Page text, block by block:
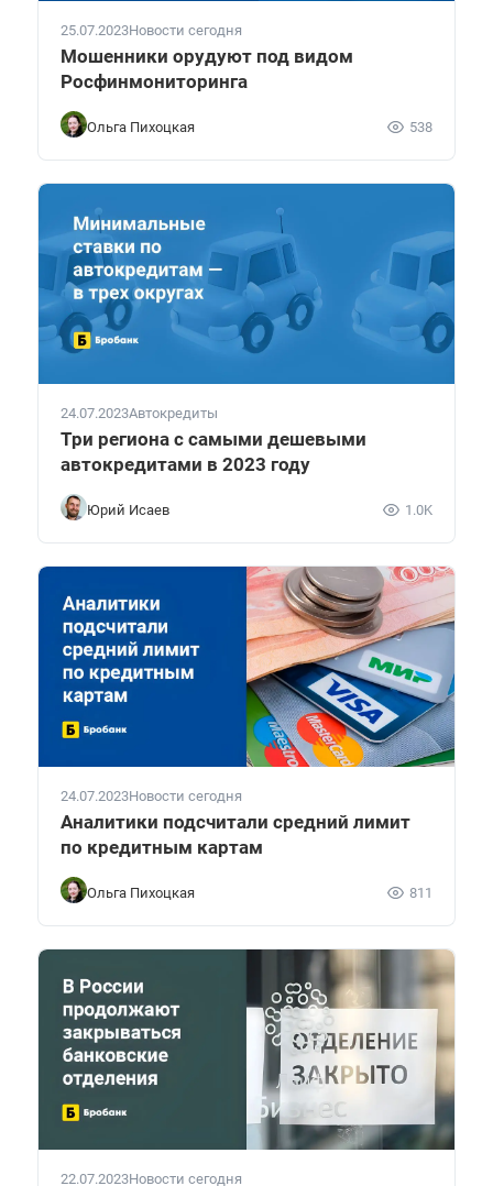
25.07.2023Новости сегодня
Мошенники орудуют под видом
Росфинмониторинга
Ольга Пихоцкая 538
24.07.2023Автокредиты
Три региона с самыми дешевыми
автокредитами в 2023 году
Юрий Исаев 1.0K
24.07.2023Новости сегодня
Аналитики подсчитали средний лимит
по кредитным картам
Ольга Пихоцкая 811
22.07.2023Новости сегодня